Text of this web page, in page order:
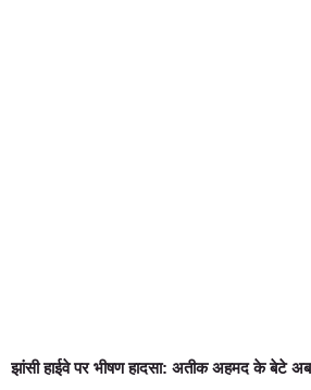
झांसी हाईवे पर भीषण हादसा: अतीक अहमद के बेटे